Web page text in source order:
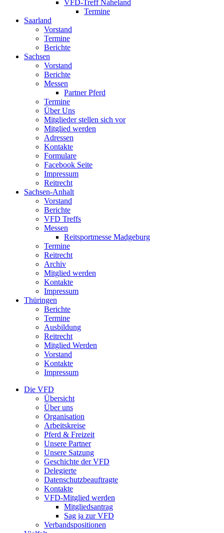
VFD-Treff Naheland
Termine
Saarland
Vorstand
Termine
Berichte
Sachsen
Vorstand
Berichte
Messen
Partner Pferd
Termine
Über Uns
Mitglieder stellen sich vor
Mitglied werden
Adressen
Kontakte
Formulare
Facebook Seite
Impressum
Reitrecht
Sachsen-Anhalt
Vorstand
Berichte
VFD Treffs
Messen
Reitsportmesse Madgeburg
Termine
Reitrecht
Archiv
Mitglied werden
Kontakte
Impressum
Thüringen
Berichte
Termine
Ausbildung
Reitrecht
Mitglied Werden
Vorstand
Kontakte
Impressum
Die VFD
Übersicht
Über uns
Organisation
Arbeitskreise
Pferd & Freizeit
Unsere Partner
Unsere Satzung
Geschichte der VFD
Delegierte
Datenschutzbeauftragte
Kontakte
VFD-Mitglied werden
Mitgliedsantrag
Sag ja zur VFD
Verbandspositionen